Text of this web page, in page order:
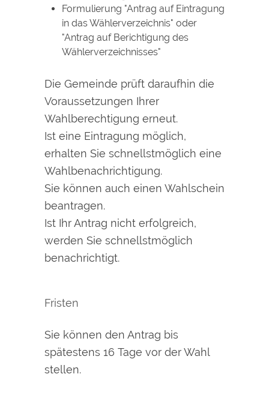
Formulierung "Antrag auf Eintragung
in das Wählerverzeichnis" oder
"Antrag auf Berichtigung des
Wählerverzeichnisses"
Die Gemeinde prüft daraufhin die
Voraussetzungen Ihrer
Wahlberechtigung erneut.
Ist eine Eintragung möglich,
erhalten Sie schnellstmöglich eine
Wahlbenachrichtigung.
Sie können auch einen Wahlschein
beantragen.
Ist Ihr Antrag nicht erfolgreich,
werden Sie schnellstmöglich
benachrichtigt.
Fristen
Sie können den Antrag bis
spätestens 16 Tage vor der Wahl
stellen.